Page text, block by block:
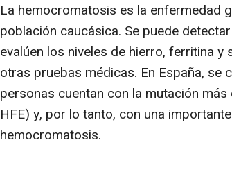
La hemocromatosis es la enfermedad
población caucásica. Se puede
evalúen los niveles de hierro, ferritina
otras pruebas médicas. En España, se
personas cuentan con la mutación
HFE) y, por lo tanto, con una
hemocromatosis.